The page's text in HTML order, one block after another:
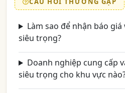
Làm sao để nhận báo
siêu trọng?
Doanh nghiệp cung cấp
siêu trọng cho khu vực